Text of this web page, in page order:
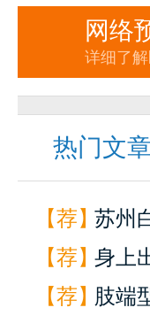
网络
详细了
热门文章
【荐】苏州
【荐】身上
【荐】肢端